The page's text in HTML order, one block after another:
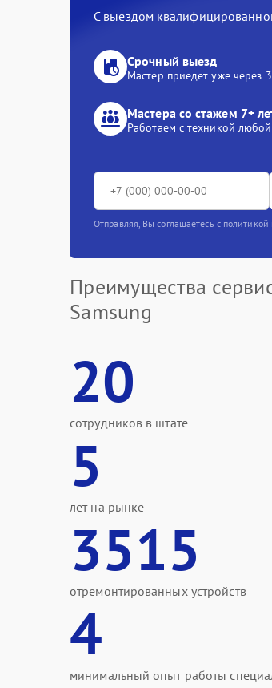
С выездом
Срочный выезд
Мастер приедет уже через
Мастера со стажем 7+
Работаем с техникой
Отправляя, Вы соглашаетесь с
Преимущества
Samsung
20
сотрудников в штате
5
лет на рынке
3515
отремонтированных устройств
4
минимальный опыт работы